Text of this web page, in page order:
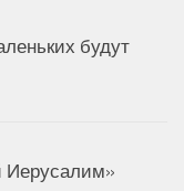
будут
Иерусалим»